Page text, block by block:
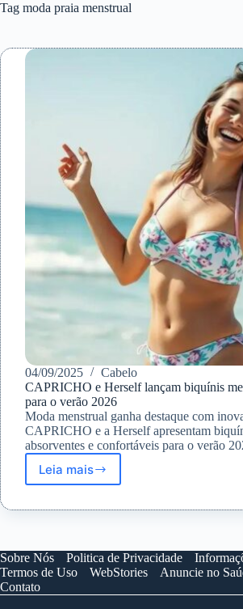
Tag moda praia menstrual
04/09/2025
Cabelo
CAPRICHO e Herself lançam biquínis
para o verão 2026
Moda menstrual ganha destaque com
CAPRICHO e a Herself apresentam
absorventes e confortáveis para o verão
Leia maisCAPRICHO
Herself
menstruais
para
verão
Sobre Nós Politica de Privacidade
Termos de Uso
WebStories
Anuncie no
Contato